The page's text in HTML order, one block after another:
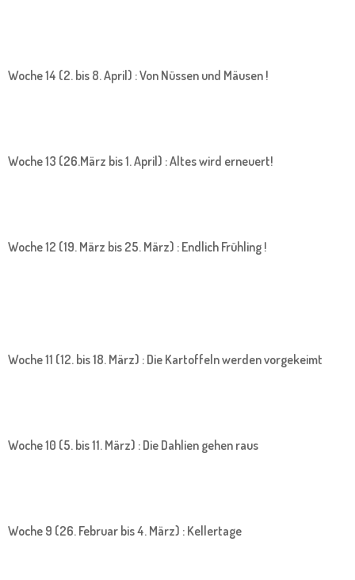
Woche 14 (2. bis 8. April) : Von Nüssen und Mäusen !
Woche 13 (26.März bis 1. April) : Altes wird erneuert!
Woche 12 (19. März bis 25. März) : Endlich Frühling !
Woche 11 (12. bis 18. März) : Die Kartoffeln werden vorgekeimt
Woche 10 (5. bis 11. März) : Die Dahlien gehen raus
Woche 9 (26. Februar bis 4. März) : Kellertage